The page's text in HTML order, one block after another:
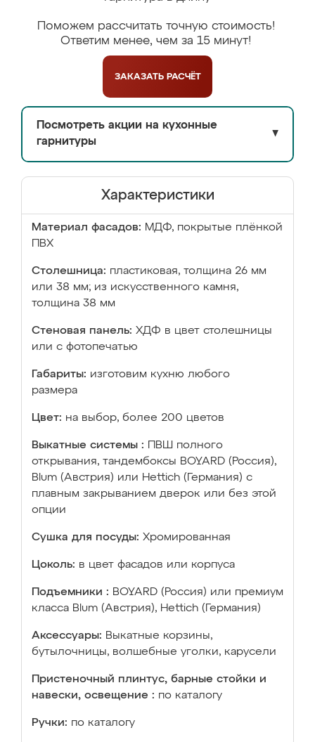
Поможем рассчитать точную стоимость!
Ответим менее, чем за 15 минут!
ЗАКАЗАТЬ РАСЧЁТ
Посмотреть акции на кухонные
гарнитуры
▼
Характеристики
Материал фасадов: МДФ, покрытые плёнкой
ПВХ
Столешница: пластиковая, толщина 26 мм
или 38 мм; из искусственного камня,
толщина 38 мм
Стеновая панель: ХДФ в цвет столешницы
или с фотопечатью
Габариты: изготовим кухню любого
размера
Цвет: на выбор, более 200 цветов
Выкатные системы :
ПВШ полного
открывания, тандембоксы BOYARD (Россия),
Blum (Австрия) или Hettich (Германия) с
плавным закрыванием дверок или без этой
опции
Сушка для посуды: Хромированная
Цоколь: в цвет фасадов или корпуса
Подъемники : BOYARD (Россия) или премиум
класса Blum (Австрия), Hettich (Германия)
Аксессуары: Выкатные корзины,
бутылочницы, волшебные уголки, карусели
Пристеночный плинтус, барные стойки и
навески, освещение : по каталогу
Ручки: по каталогу